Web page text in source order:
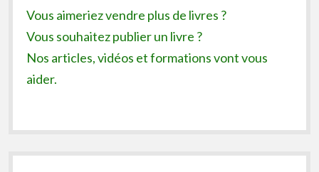
Vous aimeriez vendre plus de livres ?
Vous souhaitez publier un livre ?
Nos articles, vidéos et formations vont vous
aider.